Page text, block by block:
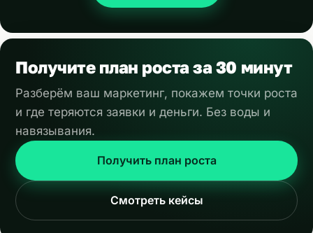
Получите план роста за 30 минут
Разберём ваш маркетинг, покажем точки роста
и где теряются заявки и деньги. Без воды и
навязывания.
Получить план роста
Смотреть кейсы